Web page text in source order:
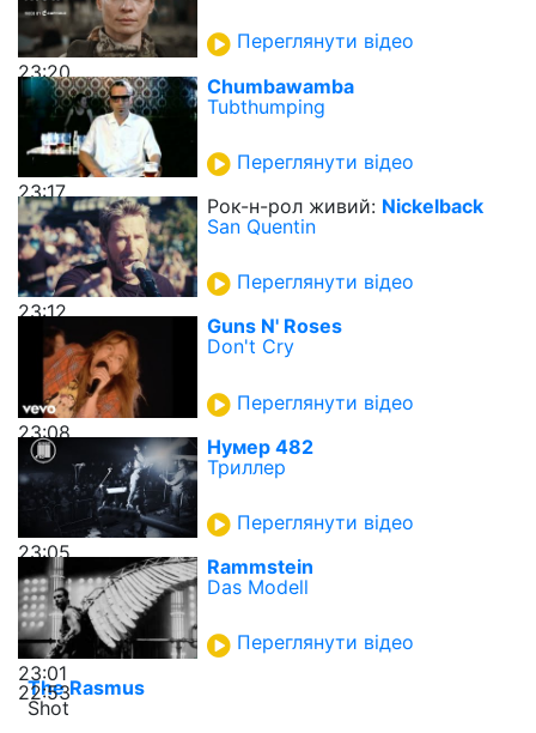
23:20
Переглянути відео
23:17
Chumbawamba
Tubthumping
Переглянути відео
23:12
Рок-н-рол живий: Nickelback
San Quentin
Переглянути відео
23:08
Guns N' Roses
Don't Cry
Переглянути відео
23:05
Нумер 482
Триллер
Переглянути відео
23:01
Rammstein
Das Modell
Переглянути відео
22:53
The Rasmus
Shot